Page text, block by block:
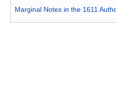
Marginal Notes in the 1611